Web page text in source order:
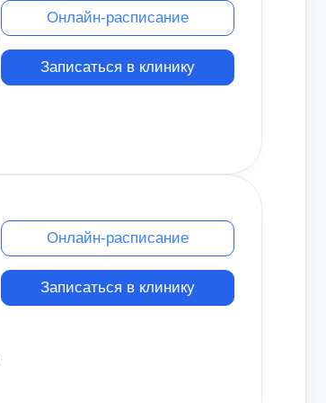
Онлайн-расписание
Записаться в клинику
Онлайн-расписание
Записаться в клинику